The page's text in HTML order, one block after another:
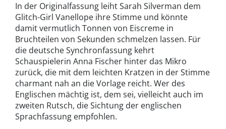
In der Originalfassung leiht Sarah Silverman dem
Glitch-Girl Vanellope ihre Stimme und könnte
damit vermutlich Tonnen von Eiscreme in
Bruchteilen von Sekunden schmelzen lassen. Für
die deutsche Synchronfassung kehrt
Schauspielerin Anna Fischer hinter das Mikro
zurück, die mit dem leichten Kratzen in der Stimme
charmant nah an die Vorlage reicht. Wer des
Englischen mächtig ist, dem sei, vielleicht auch im
zweiten Rutsch, die Sichtung der englischen
Sprachfassung empfohlen.